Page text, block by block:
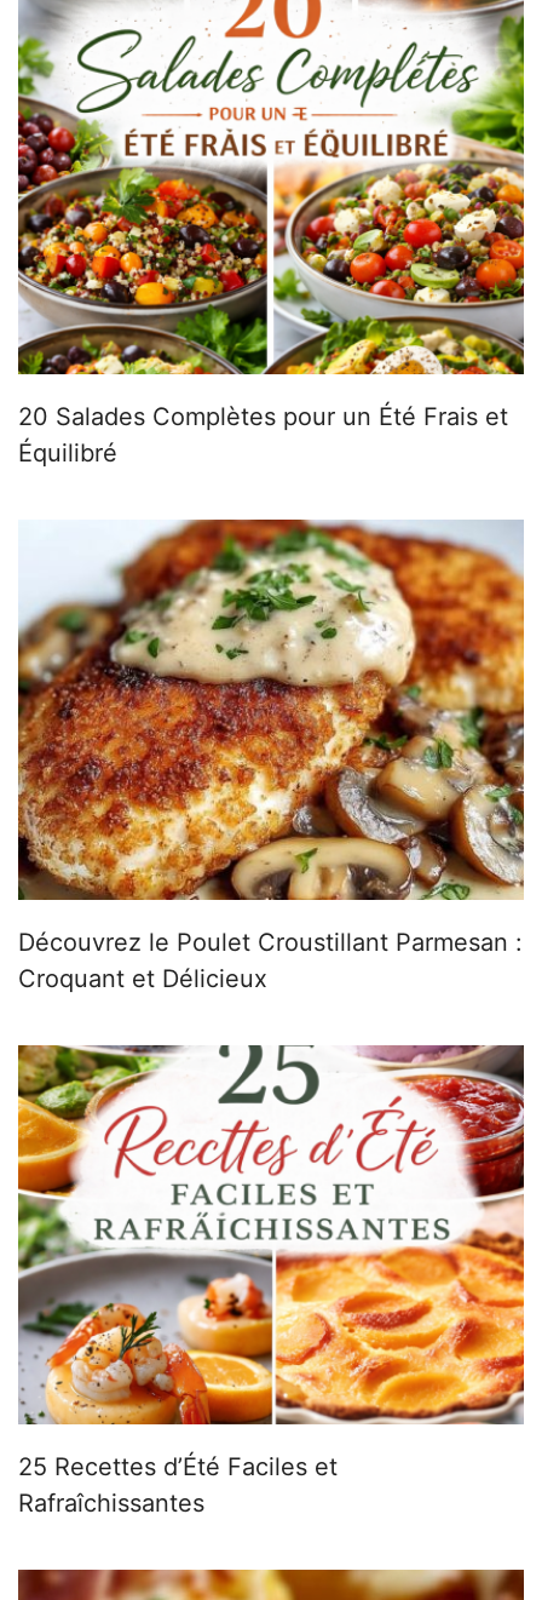
20 Salades Complètes pour un Été Frais et
Équilibré
Découvrez le Poulet Croustillant Parmesan :
Croquant et Délicieux
25 Recettes d’Été Faciles et
Rafraîchissantes